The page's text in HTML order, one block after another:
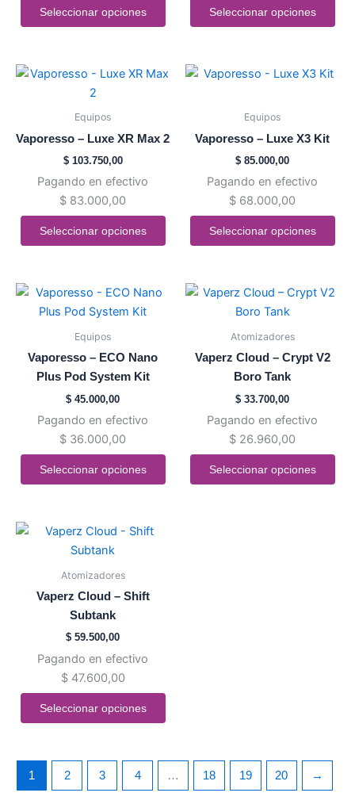
Seleccionar opciones Seleccionar opciones
Equipos
Vaporesso – Luxe XR Max 2
$103.750,00
Pagando en efectivo
$ 83.000,00
Seleccionar opciones
Este
producto
tiene
Las
opciones
se
pueden
elegir
página
de
producto
Equipos
Vaporesso – Luxe X3 Kit
$ 85.000,00
Pagando en efectivo
$ 68.000,00
Seleccionar opciones
Este
tiene
Las
opciones
se
pueden
elegir
página
de
producto
Equipos
Vaporesso – ECO Nano
Plus Pod System Kit
$ 45.000,00
Pagando en efectivo
$ 36.000,00
Seleccionar opciones
Este
producto
tiene
Las
opciones
se
pueden
en
de
producto
Atomizadores
Vaperz Cloud – Crypt V2
Boro Tank
$ 33.700,00
Pagando en efectivo
$ 26.960,00
Seleccionar opciones
Este
producto
tiene
variantes.
opciones
se
pueden
en
Atomizadores
Vaperz Cloud – Shift
Subtank
$ 59.500,00
Pagando en efectivo
$47.600,00
Seleccionar opciones
Este
producto
tiene
opciones
se
pueden
en
página
de
1 2 3 4 … 18 19 20 →